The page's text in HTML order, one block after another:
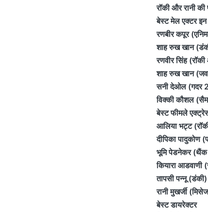
रॉकी और रानी की
बेस्ट मेल एक्टर इन
रणबीर कपूर
शाह रुख खान
रणवीर सिंह
शाह रुख खान
सनी देओल (गदर
विक्की कौशल (सैम
बेस्ट फीमले
आलिया भट्ट
दीपिका पादुकोण
भूमि पेडनेकर (थैंक
कियारा आडवाणी
तापसी पन्नू (डंकी)
रानी मुखर्जी
बेस्ट डायरेक्टर